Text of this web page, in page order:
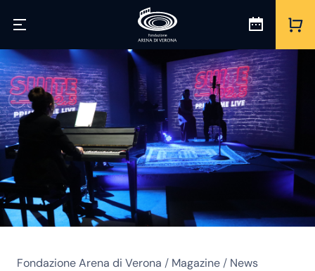
Fondazione Arena di Verona / Magazine / News